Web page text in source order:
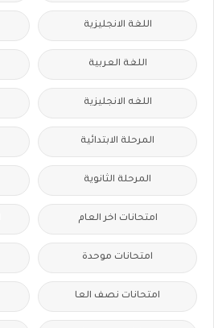
اللغة الانجليزية
اللغة العربية
اللغه الانجليزية
المرحلة الابتدائية
المرحلة الثانوية
امتحانات اخر العام
امتحانات موحدة
امتحانات نصف العا